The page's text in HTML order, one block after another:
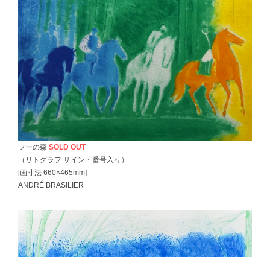
フーの森 SOLD OUT
（リトグラフ サイン・番号入り）
[画寸法 660×465mm]
ANDRÉ BRASILIER